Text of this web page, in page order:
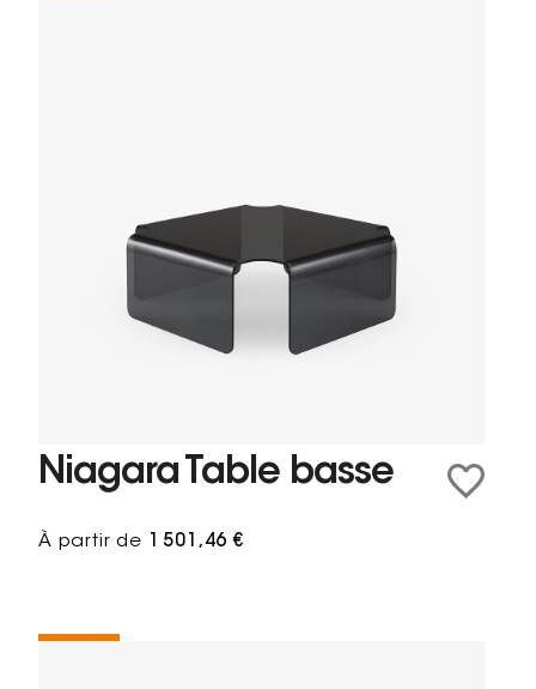
Niagara Table basse
À partir de 1 501,46 €